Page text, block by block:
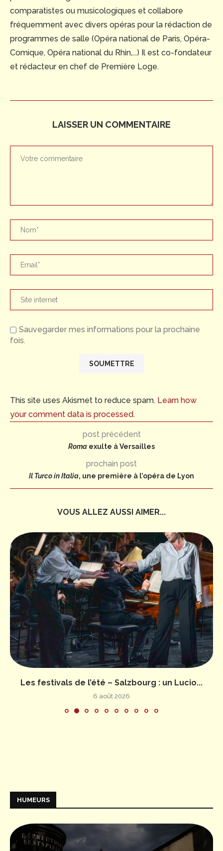
comparatistes ou musicologiques et collabore
fréquemment avec divers opéras pour la rédaction de
programmes de salle (Opéra national de Paris, Opéra-
Comique, Opéra national du Rhin,...) Il est co-fondateur
et rédacteur en chef de Première Loge.
LAISSER UN COMMENTAIRE
Sauvegarder mes informations pour la prochaine
fois.
This site uses Akismet to reduce spam. Learn how
your comment data is processed.
post précédent
Roma exulte à Versailles
prochain post
Il Turco in Italia, une première à l’opéra de Lyon
VOUS ALLEZ AUSSI AIMER...
Les festivals de l’été – Salzbourg : un Lucio...
6 août 2026
HUMEURS